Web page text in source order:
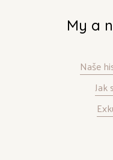
My a
Naše
Jak